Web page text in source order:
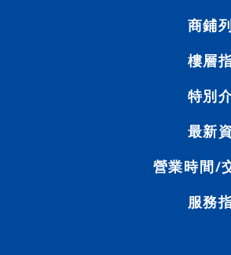
商鋪
樓層
特別
最新
營業時間/
服務